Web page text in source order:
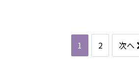
1 2 次へ